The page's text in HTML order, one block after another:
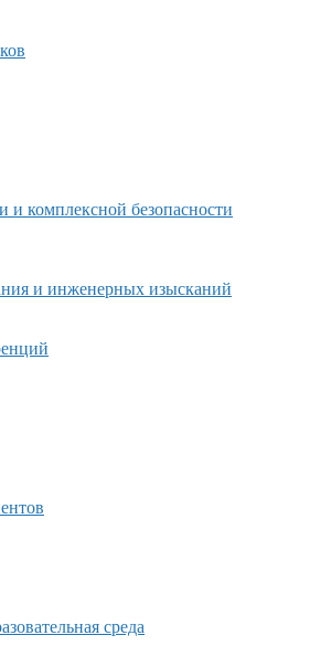
комплексной безопасности
и инженерных изысканий
среда